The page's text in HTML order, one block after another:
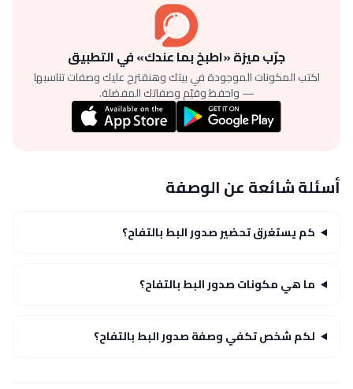
جرّب ميزة «اطبخ بما عندك» في التطبيق
اكتب المكونات الموجودة في بيتك وهنقترح عليك وصفات تناسبها
— واحفظ وقيّم وصفاتك المفضلة.
أسئلة شائعة عن الوصفة
كم يستغرق تحضير صدور البط بالتفاح؟
ما هي مكونات صدور البط بالتفاح؟
لكم شخص تكفي وصفة صدور البط بالتفاح؟